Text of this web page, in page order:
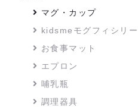
マグ・カップ
kidsmeモグフィシリ
お食事マット
エプロン
哺乳瓶
調理器具